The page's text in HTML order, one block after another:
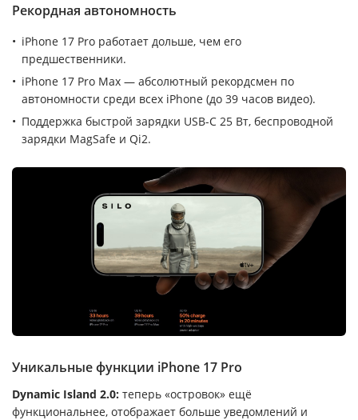
Рекордная автономность
iPhone 17 Pro работает дольше, чем его
предшественники.
iPhone 17 Pro Max — абсолютный рекордсмен по
автономности среди всех iPhone (до 39 часов видео).
Поддержка быстрой зарядки USB-C 25 Вт, беспроводной
зарядки MagSafe и Qi2.
Уникальные функции iPhone 17 Pro
Dynamic Island 2.0: теперь «островок» ещё
функциональнее, отображает больше уведомлений и